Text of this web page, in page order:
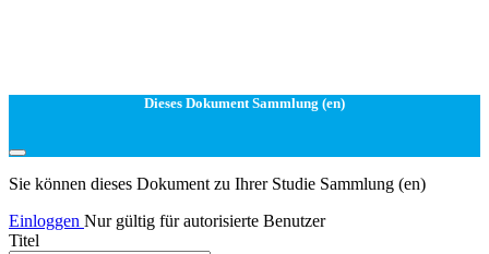
Dieses Dokument Sammlung (en)
Sie können dieses Dokument zu Ihrer Studie Sammlung (en)
Einloggen Nur gültig für autorisierte Benutzer
Titel